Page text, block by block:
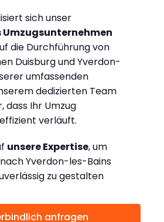
sich unser
die Durchführung von
Duisburg und Yverdon-
umfassenden
dedizierten Team
dass Ihr Umzug
verläuft.
unsere Expertise, um
Yverdon-les-Bains
zu gestalten
anfragen